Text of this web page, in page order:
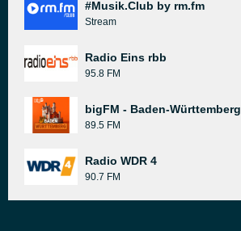
#Musik.Club by rm.fm
Stream
Radio Eins rbb
95.8 FM
bigFM - Baden-Württemberg
89.5 FM
Radio WDR 4
90.7 FM